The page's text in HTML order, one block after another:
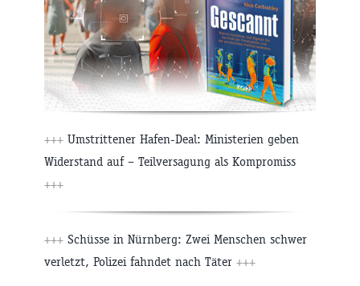
+++ Umstrittener Hafen-Deal: Ministerien geben
Widerstand auf – Teilversagung als Kompromiss
+++
+++ Schüsse in Nürnberg: Zwei Menschen schwer
verletzt, Polizei fahndet nach Täter +++